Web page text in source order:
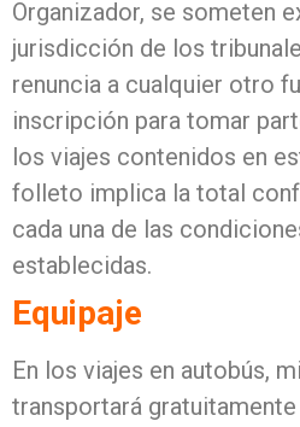
Organizador, se someten
jurisdicción de los
renuncia a cualquier otro
inscripción para tomar
los viajes contenidos en
folleto implica la total
cada una de las
establecidas.
Equipaje
En los viajes en autobús,
transportará